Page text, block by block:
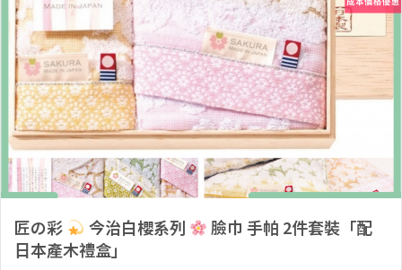
匠の彩 今治白櫻系列
臉巾 手帕 2件套裝「配
日本產木禮盒」